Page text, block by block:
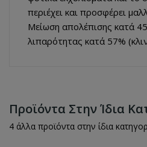
περιέχει και προσφέρει
Μείωση απολέπισης κατά
λιπαρότητας κατά 57%
Προϊόντα Στην Ίδια
4 άλλα προϊόντα στην ίδια